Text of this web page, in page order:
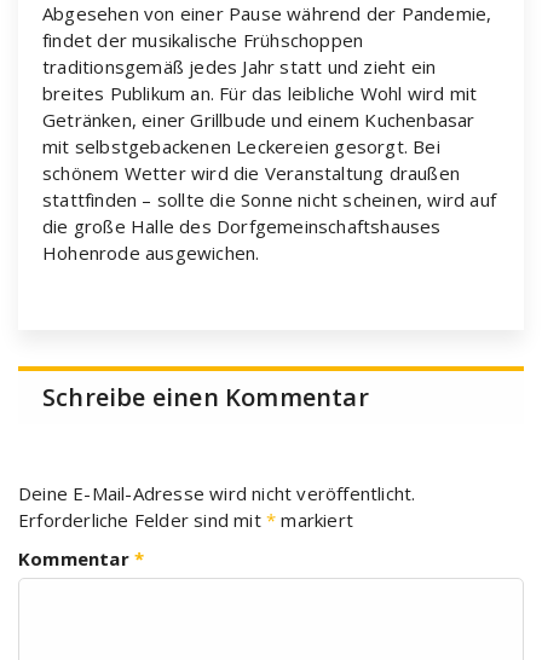
Abgesehen von einer Pause während der Pandemie,
findet der musikalische Frühschoppen
traditionsgemäß jedes Jahr statt und zieht ein
breites Publikum an. Für das leibliche Wohl wird mit
Getränken, einer Grillbude und einem Kuchenbasar
mit selbstgebackenen Leckereien gesorgt. Bei
schönem Wetter wird die Veranstaltung draußen
stattfinden – sollte die Sonne nicht scheinen, wird auf
die große Halle des Dorfgemeinschaftshauses
Hohenrode ausgewichen.
Schreibe einen Kommentar
Deine E-Mail-Adresse wird nicht veröffentlicht.
Erforderliche Felder sind mit * markiert
Kommentar *